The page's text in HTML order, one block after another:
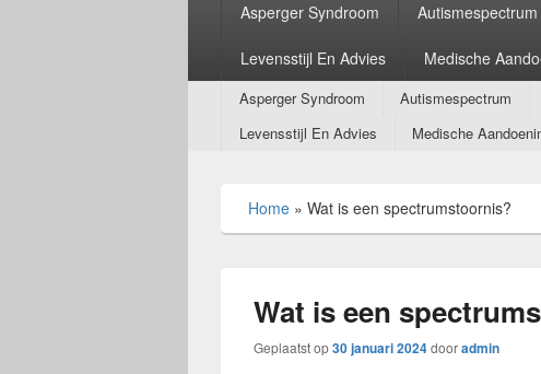
Asperger Syndroom Autismespectrum
Levensstijl En Advies Medische
SubmenuAsperger Syndroom Autismespectrum
Levensstijl En Advies
Medische
Home » Wat is een spectrumstoornis?
Wat is een
Geplaatst op30 januari 2024dooradmin